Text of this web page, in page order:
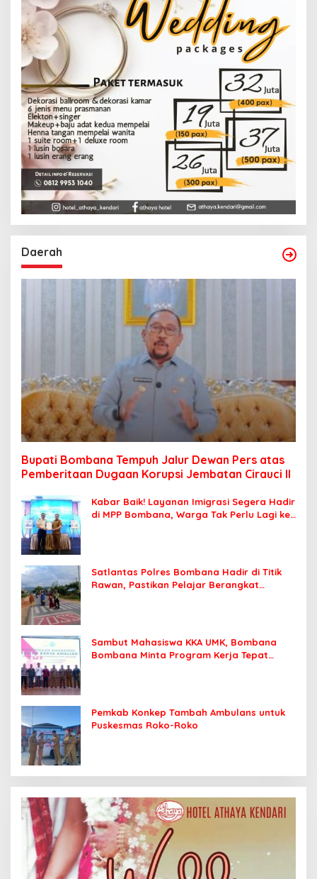
Daerah
Bupati Bombana Tempuh Jalur Dewan Pers atas
Pemberitaan Dugaan Korupsi Jembatan Cirauci II
Kabar Baik! Layanan Imigrasi Segera Hadir
di MPP Bombana, Warga Tak Perlu Lagi ke
Satlantas Polres Bombana Hadir di Titik
Rawan, Pastikan Pelajar Berangkat
Sambut Mahasiswa KKA UMK, Bombana
Bombana Minta Program Kerja Tepat
Pemkab Konkep Tambah Ambulans untuk
Puskesmas Roko-Roko